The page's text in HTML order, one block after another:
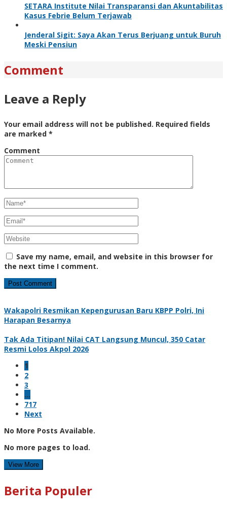
SETARA Institute Nilai Transparansi dan Akuntabilitas
Kasus Febrie Belum Terjawab
Jenderal Sigit: Saya Akan Terus Berjuang untuk Buruh
Meski Pensiun
Comment
Leave a Reply
Your email address will not be published. Required fields
are marked *
Comment
Save my name, email, and website in this browser for
the next time I comment.
Wakapolri Resmikan Kepengurusan Baru KBPP Polri, Ini
Harapan Besarnya
Tak Ada Titipan! Nilai CAT Langsung Muncul, 350 Catar
Resmi Lolos Akpol 2026
1
2
3
…
717
Next
No More Posts Available.
No more pages to load.
View More
Berita Populer